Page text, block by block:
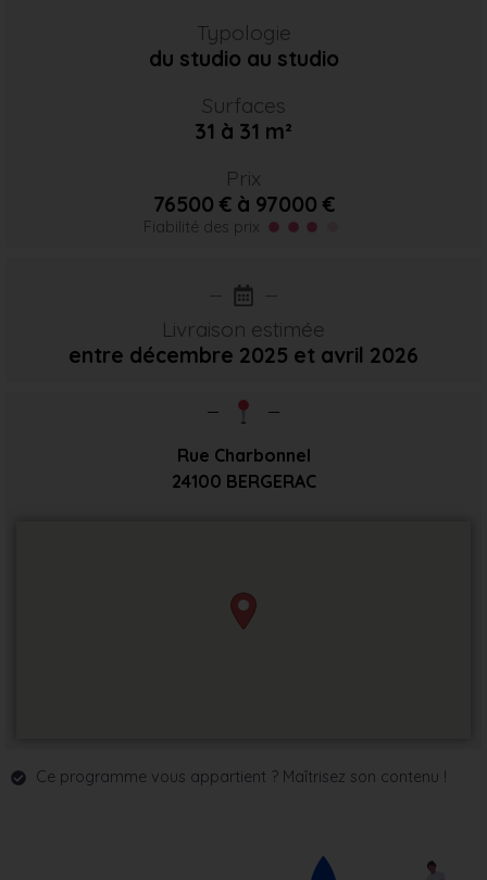
Typologie
du studio au studio
Surfaces
31 à 31 m²
Prix
76500 € à 97000 €
Fiabilité des prix
Livraison estimée
entre décembre 2025 et avril 2026
Rue Charbonnel
24100 BERGERAC
Ce programme vous appartient ? Maîtrisez son contenu !